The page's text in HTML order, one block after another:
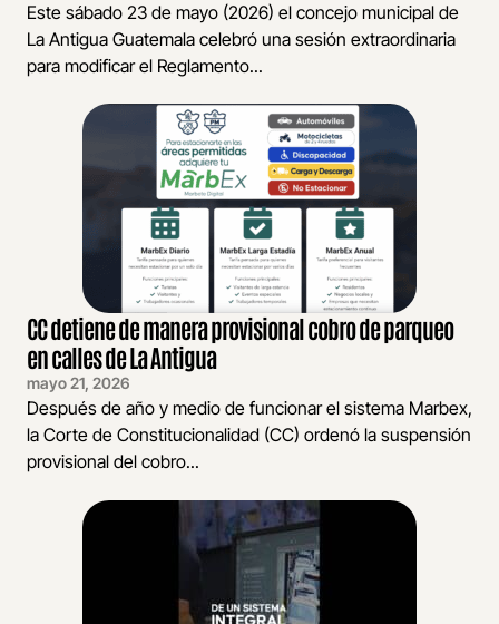
Este sábado 23 de mayo (2026) el concejo municipal de
La Antigua Guatemala celebró una sesión extraordinaria
para modificar el Reglamento...
CC detiene de manera provisional cobro de parqueo
en calles de La Antigua
mayo 21, 2026
Después de año y medio de funcionar el sistema Marbex,
la Corte de Constitucionalidad (CC) ordenó la suspensión
provisional del cobro...